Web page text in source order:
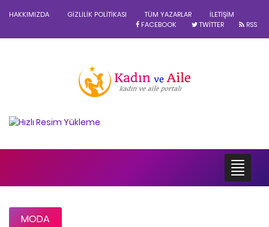
HAKKIMIZDA GIZLILIK POLITIKASI TÜM YAZARLAR
İLETIŞIM
FACEBOOK
TWITTER RSS
MODA